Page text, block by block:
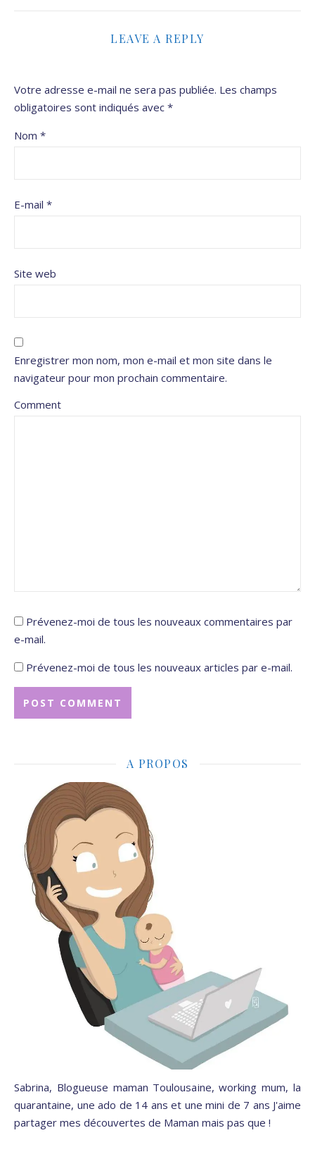
LEAVE A REPLY
Votre adresse e-mail ne sera pas publiée. Les champs
obligatoires sont indiqués avec *
Nom *
E-mail *
Site web
Enregistrer mon nom, mon e-mail et mon site dans le
navigateur pour mon prochain commentaire.
Comment
Prévenez-moi de tous les nouveaux commentaires par
e-mail.
Prévenez-moi de tous les nouveaux articles par e-mail.
A PROPOS
Sabrina, Blogueuse maman Toulousaine, working mum, la
quarantaine, une ado de 14 ans et une mini de 7 ans J'aime
partager mes découvertes de Maman mais pas que !